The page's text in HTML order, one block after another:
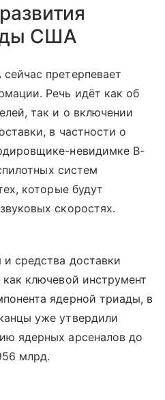
США
претерпевает
Речь идёт как об
так и о включении
в частности о
невидимке B-
систем
которые будут
скоростях.
средства доставки
ключевой инструмент
ядерной триады, в
уже утвердили
ядерных арсеналов до
млрд.